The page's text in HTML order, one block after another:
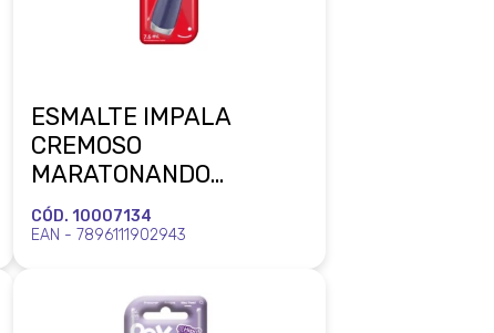
ESMALTE IMPALA
CREMOSO
MARATONANDO
NETFLIX SEM SPOILER
BLISTER MUNDIAL
CÓD. 10007134
EAN - 7896111902943